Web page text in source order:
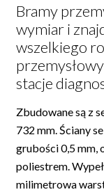
Bramy
wymiar i
wszelkiego
stacje
Zbudowane są z
732 mm. Ściany
grubości 0,5 mm,
poliestrem.
milimetrowa